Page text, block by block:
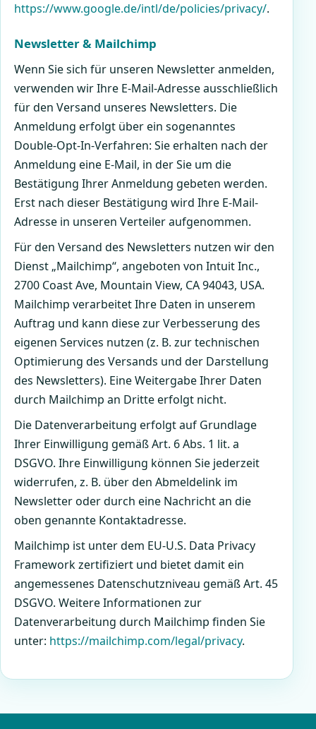
https://www.google.de/intl/de/policies/privacy/.
Newsletter & Mailchimp
Wenn Sie sich für unseren Newsletter anmelden,
verwenden wir Ihre E-Mail-Adresse ausschließlich
für den Versand unseres Newsletters. Die
Anmeldung erfolgt über ein sogenanntes
Double-Opt-In-Verfahren: Sie erhalten nach der
Anmeldung eine E-Mail, in der Sie um die
Bestätigung Ihrer Anmeldung gebeten werden.
Erst nach dieser Bestätigung wird Ihre E-Mail-
Adresse in unseren Verteiler aufgenommen.
Für den Versand des Newsletters nutzen wir den
Dienst „Mailchimp“, angeboten von Intuit Inc.,
2700 Coast Ave, Mountain View, CA 94043, USA.
Mailchimp verarbeitet Ihre Daten in unserem
Auftrag und kann diese zur Verbesserung des
eigenen Services nutzen (z. B. zur technischen
Optimierung des Versands und der Darstellung
des Newsletters). Eine Weitergabe Ihrer Daten
durch Mailchimp an Dritte erfolgt nicht.
Die Datenverarbeitung erfolgt auf Grundlage
Ihrer Einwilligung gemäß Art. 6 Abs. 1 lit. a
DSGVO. Ihre Einwilligung können Sie jederzeit
widerrufen, z. B. über den Abmeldelink im
Newsletter oder durch eine Nachricht an die
oben genannte Kontaktadresse.
Mailchimp ist unter dem EU-U.S. Data Privacy
Framework zertifiziert und bietet damit ein
angemessenes Datenschutzniveau gemäß Art. 45
DSGVO. Weitere Informationen zur
Datenverarbeitung durch Mailchimp finden Sie
unter: https://mailchimp.com/legal/privacy.